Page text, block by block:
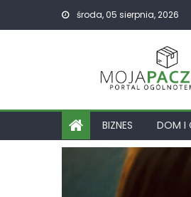
środa, 05 sierpnia, 2026
BIZNES DOM I